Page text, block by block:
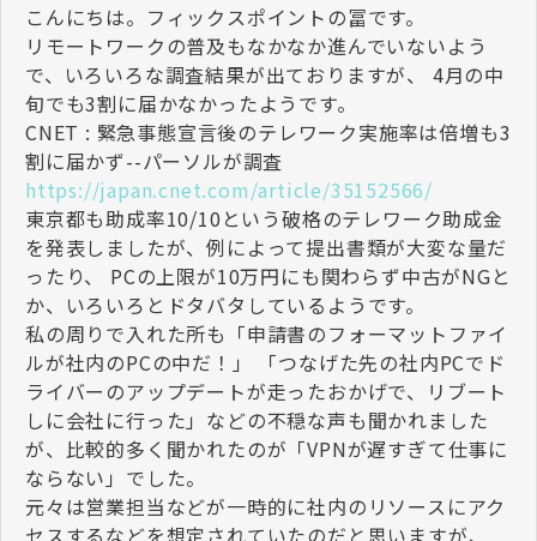
こんにちは。フィックスポイントの冨です。
リモートワークの普及もなかなか進んでいないよう
で、いろいろな調査結果が出ておりますが、 4月の中
旬でも3割に届かなかったようです。
CNET : 緊急事態宣言後のテレワーク実施率は倍増も3
割に届かず--パーソルが調査
https://japan.cnet.com/article/35152566/
東京都も助成率10/10という破格のテレワーク助成金
を発表しましたが、例によって提出書類が大変な量だ
ったり、 PCの上限が10万円にも関わらず中古がNGと
か、いろいろとドタバタしているようです。
私の周りで入れた所も「申請書のフォーマットファイ
ルが社内のPCの中だ！」 「つなげた先の社内PCでド
ライバーのアップデートが走ったおかげで、リブート
しに会社に行った」などの不穏な声も聞かれました
が、比較的多く聞かれたのが「VPNが遅すぎて仕事に
ならない」でした。
元々は営業担当などが一時的に社内のリソースにアク
セスするなどを想定されていたのだと思いますが、